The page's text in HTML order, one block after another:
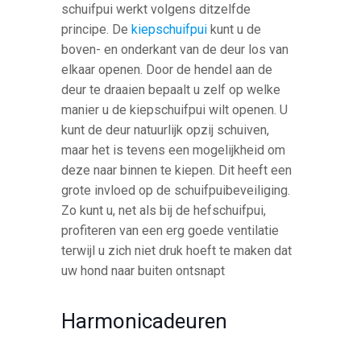
schuifpui werkt volgens ditzelfde
principe. De kiepschuifpui kunt u de
boven- en onderkant van de deur los van
elkaar openen. Door de hendel aan de
deur te draaien bepaalt u zelf op welke
manier u de kiepschuifpui wilt openen. U
kunt de deur natuurlijk opzij schuiven,
maar het is tevens een mogelijkheid om
deze naar binnen te kiepen. Dit heeft een
grote invloed op de schuifpuibeveiliging.
Zo kunt u, net als bij de hefschuifpui,
profiteren van een erg goede ventilatie
terwijl u zich niet druk hoeft te maken dat
uw hond naar buiten ontsnapt
Harmonicadeuren